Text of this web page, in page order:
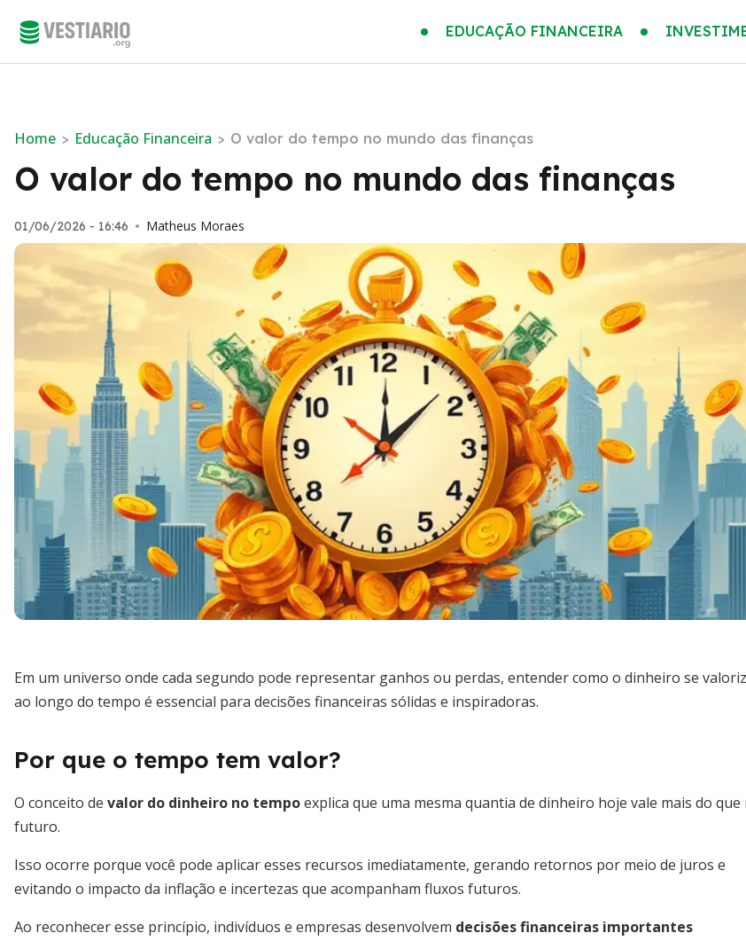
EDUCAÇÃO FINANCEIRA
Home > Educação Financeira > O valor do tempo no mundo das finanças
O valor do tempo no mundo das finanças
01/06/2026 - 16:46 • Matheus Moraes
Em um universo onde cada segundo pode representar ganhos ou perdas, entender como o dinheiro se
ao longo do tempo é essencial para decisões financeiras sólidas e inspiradoras.
Por que o tempo tem valor?
O conceito de valor do dinheiro no tempoexplica que uma mesma quantia de dinheiro hoje vale mais do que
futuro.
Isso ocorre porque você pode aplicar esses recursos imediatamente, gerando retornos por meio de juros e
evitando o impacto da inflação e incertezas que acompanham fluxos futuros.
Ao reconhecer esse princípio, indivíduos e empresas desenvolvem decisões financeiras importantes